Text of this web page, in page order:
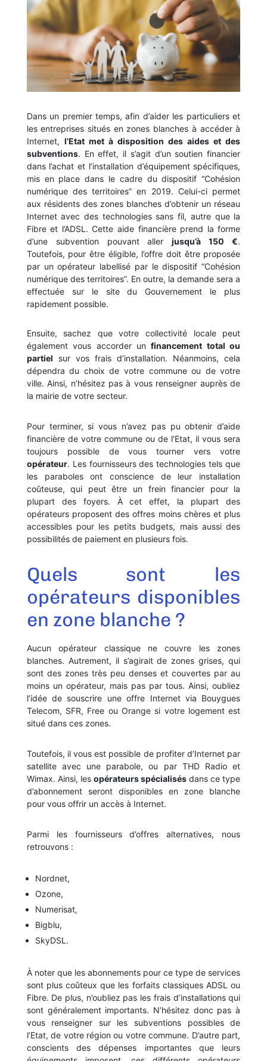
Dans un premier temps, afin d’aider les particuliers et
les entreprises situés en zones blanches à accéder à
Internet, l’Etat met à disposition des aides et des
subventions. En effet, il s’agit d’un soutien financier
dans l’achat et l’installation d’équipement spécifiques,
mis en place dans le cadre du dispositif “Cohésion
numérique des territoires” en 2019. Celui-ci permet
aux résidents des zones blanches d’obtenir un réseau
Internet avec des technologies sans fil, autre que la
Fibre et l’ADSL. Cette aide financière prend la forme
d’une subvention pouvant allerjusqu’à 150 €.
Toutefois, pour être éligible, l’offre doit être proposée
par un opérateur labellisé par le dispositif “Cohésion
numérique des territoires”. En outre, la demande sera a
effectuée sur le site du Gouvernement le plus
rapidement possible.
Ensuite, sachez que votre collectivité locale peut
également vous accorder unfinancement total ou
partiel sur vos frais d’installation. Néanmoins, cela
dépendra du choix de votre commune ou de votre
ville. Ainsi, n’hésitez pas à vous renseigner auprès de
la mairie de votre secteur.
Pour terminer, si vous n’avez pas pu obtenir d’aide
financière de votre commune ou de l’Etat, il vous sera
toujours possible de vous tourner vers votre
opérateur. Les fournisseurs des technologies tels que
les paraboles ont conscience de leur installation
coûteuse, qui peut être un frein financier pour la
plupart des foyers. À cet effet, la plupart des
opérateurs proposent des offres moins chères et plus
accessibles pour les petits budgets, mais aussi des
possibilités de paiement en plusieurs fois.
Quels sont les
opérateurs disponibles
en zone blanche ?
Aucun opérateur classique ne couvre les zones
blanches. Autrement, il s’agirait de zones grises, qui
sont des zones très peu denses et couvertes par au
moins un opérateur, mais pas par tous. Ainsi, oubliez
l’idée de souscrire une offre Internet via Bouygues
Telecom, SFR, Free ou Orange si votre logement est
situé dans ces zones.
Toutefois, il vous est possible de profiter d’Internet par
satellite avec une parabole, ou par THD Radio et
Wimax. Ainsi, les opérateurs spécialisés dans ce type
d’abonnement seront disponibles en zone blanche
pour vous offrir un accès à Internet.
Parmi les fournisseurs d’offres alternatives, nous
retrouvons :
Nordnet,
Ozone,
Numerisat,
Bigblu,
SkyDSL.
À noter que les abonnements pour ce type de services
sont plus coûteux que les forfaits classiques ADSL ou
Fibre. De plus, n’oubliez pas les frais d’installations qui
sont généralement importants. N’hésitez donc pas à
vous renseigner sur les subventions possibles de
l’Etat, de votre région ou votre commune. D’autre part,
conscients des dépenses importantes que leurs